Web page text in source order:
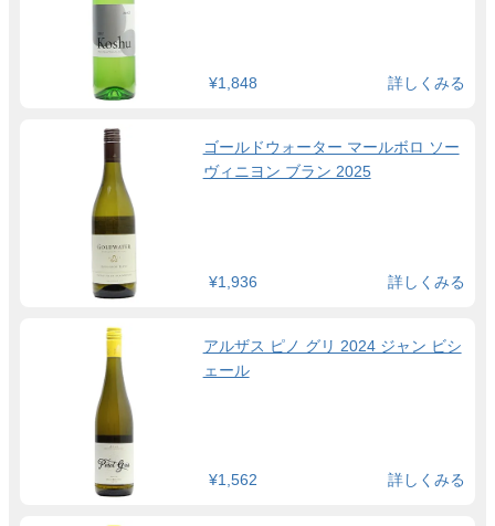
¥1,848 詳しくみる
ゴールドウォーター マールボロ ソー
ヴィニヨン ブラン 2025
¥1,936 詳しくみる
アルザス ピノ グリ 2024 ジャン ビシ
ェール
¥1,562 詳しくみる